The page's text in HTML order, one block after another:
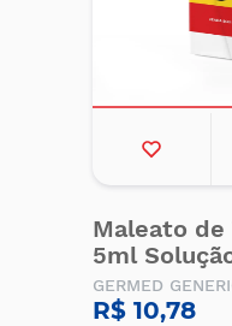
Maleato
5ml
GERMED
R$ 10,78